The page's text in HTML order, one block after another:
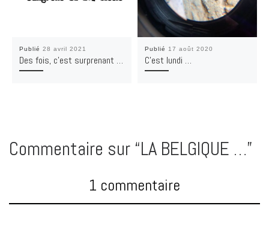
Publié 28 avril 2021
Des fois, c’est surprenant …
Publié 17 août 2020
C’est lundi …
Commentaire sur “LA BELGIQUE …”
1 commentaire